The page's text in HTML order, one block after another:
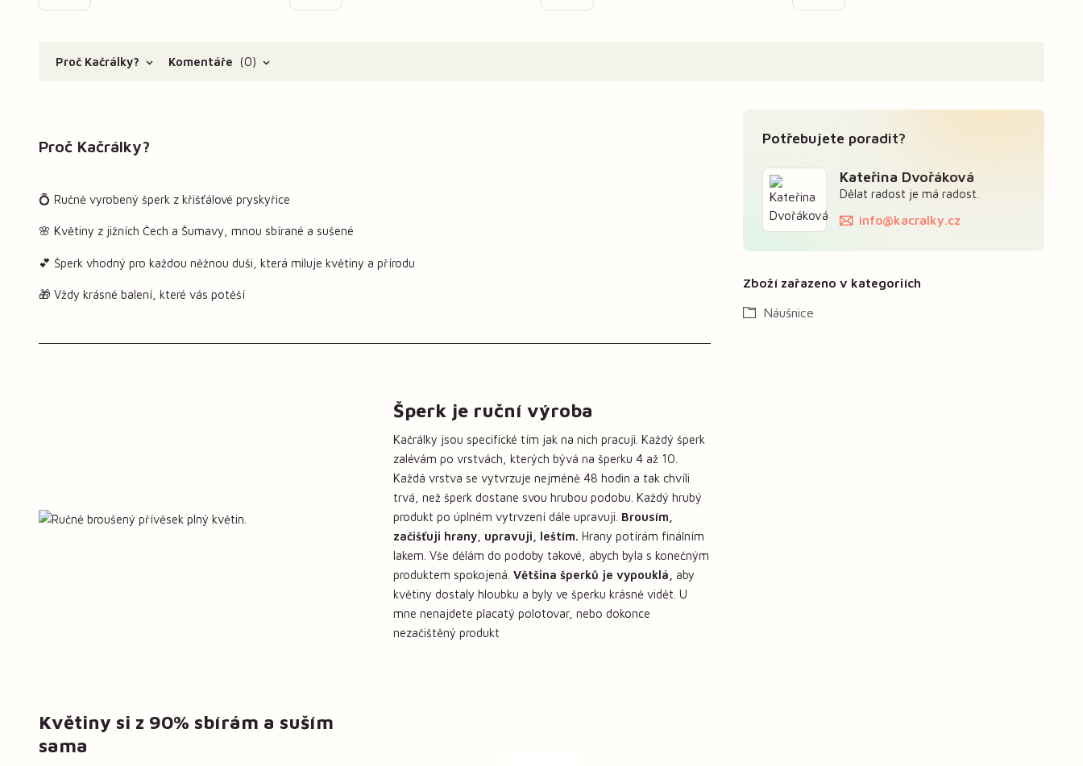
Proč Kačrálky? Komentáře 0
Proč Kačrálky?
💍 Ručně vyrobený šperk z křišťálové pryskyřice
🌸 Květiny z jižních Čech a Šumavy, mnou sbírané a sušené
💕 Šperk vhodný pro každou něžnou duši, která miluje květiny a přírodu
🎁 Vždy krásné balení, které vás potěší
Šperk je ruční výroba
Kačrálky jsou specifické tím jak na nich pracuji. Každý šperk
zalévám po vrstvách, kterých bývá na šperku 4 až 10.
Každá vrstva se vytvrzuje nejméně 48 hodin a tak chvíli
trvá, než šperk dostane svou hrubou podobu. Každý hrubý
produkt po úplném vytrvzení dále upravuji. Brousím,
začišťuji hrany, upravuji, leštím. Hrany potírám finálním
lakem. Vše dělám do podoby takové, abych byla s konečným
produktem spokojená. Většina šperků je vypouklá,
aby
květiny dostaly hloubku a byly ve šperku krásně vidět. U
mne nenajdete placatý polotovar, nebo dokonce
nezačištěný produkt
Květiny si z 90% sbírám a suším
sama
Potřebujete poradit?
Kateřina Dvořáková
Dělat radost je má radost.
info@kacralky.cz
Zboží zařazeno v kategoriích
Náušnice